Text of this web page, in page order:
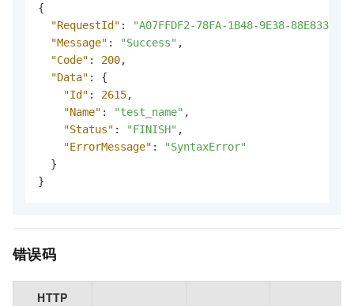
{
"RequestId" :
"A07FFDF2-78FA-1B48-9E38-
"Message" : "Success" ,
"Code" : 200,
"Data" :
{
"Id" : 2615,
"Name" : "test_name" ,
"Status" : "FINISH" ,
"ErrorMessage" :
"SyntaxError"
}
}
错误码
HTTP